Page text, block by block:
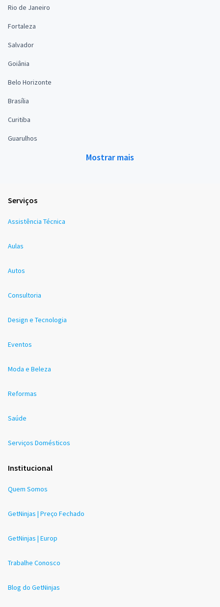
Rio de Janeiro
Fortaleza
Salvador
Goiânia
Belo Horizonte
Brasília
Curitiba
Guarulhos
Mostrar mais
Serviços
Assistência Técnica
Aulas
Autos
Consultoria
Design e Tecnologia
Eventos
Moda e Beleza
Reformas
Saúde
Serviços Domésticos
Institucional
Quem Somos
GetNinjas | Preço Fechado
GetNinjas | Europ
Trabalhe Conosco
Blog do GetNinjas